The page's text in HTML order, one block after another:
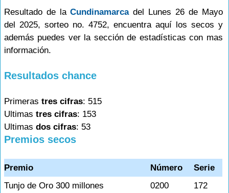
Resultado de laCundinamarcadel Lunes 26 de Mayo
del 2025, sorteo no. 4752, encuentra aquí los secos y
además puedes ver la sección de estadísticas con mas
información.
Resultados chance
Primeras tres cifras: 515
Ultimas tres cifras: 153
Ultimas dos cifras: 53
Premios secos
Premio Número
Serie
Tunjo de Oro 300 millones
0200
172